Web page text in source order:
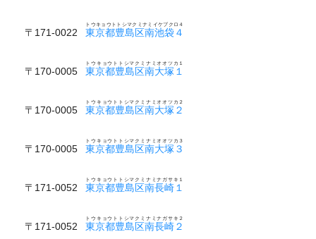
〒171-0022 東京都豊島区南池袋４
トウキョウトトシマクミナミイケブクロ４
〒170-0005 東京都豊島区南大塚１
トウキョウトトシマクミナミオオツカ１
〒170-0005 東京都豊島区南大塚２
トウキョウトトシマクミナミオオツカ２
〒170-0005 東京都豊島区南大塚３
トウキョウトトシマクミナミオオツカ３
〒171-0052 東京都豊島区南長崎１
トウキョウトトシマクミナミナガサキ１
〒171-0052 東京都豊島区南長崎２
トウキョウトトシマクミナミナガサキ２